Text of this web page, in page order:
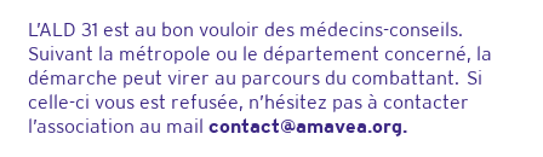
L’ALD 31 est au bon vouloir des médecins-conseils.
Suivant la métropole ou le département concerné, la
démarche peut virer au parcours du combattant. Si
celle-ci vous est refusée, n’hésitez pas à contacter
l’association au mail contact@amavea.org.